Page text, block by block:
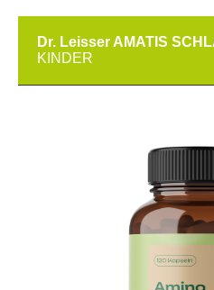
Dr. Leisser AMATIS
KINDER